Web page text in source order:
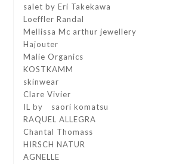
salet by Eri Takekawa
Loeffler Randal
Mellissa Mc arthur jewellery
Hajouter
Malie Organics
KOSTKAMM
skinwear
Clare Vivier
IL by saori komatsu
RAQUEL ALLEGRA
Chantal Thomass
HIRSCH NATUR
AGNELLE